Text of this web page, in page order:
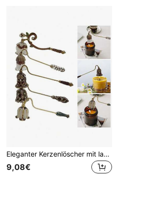
Eleganter Kerzenlöscher mit langem Griff, Kerzenzubehör aus Metall zum Löschen des Dochts, Dochtklemmer, Heimdekoration, Geschenke, Raumdekoration, Geschenke
9,08€